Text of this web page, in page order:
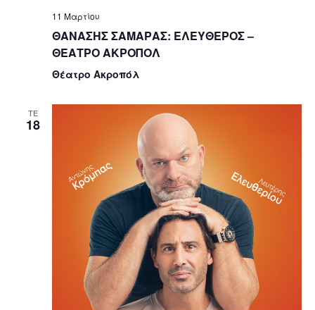
11 Μαρτίου
ΘΑΝΑΣΗΣ ΣΑΜΑΡΑΣ: ΕΛΕΥΘΕΡΟΣ –
ΘΕΑΤΡΟ ΑΚΡΟΠΟΛ
Θέατρο Ακροπόλ
ΤΕ
18